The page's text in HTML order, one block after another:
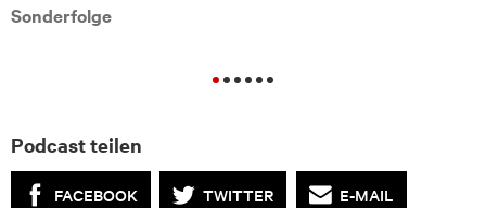
Sonderfolge
Podcast teilen
FACEBOOK TWITTER E-MAIL